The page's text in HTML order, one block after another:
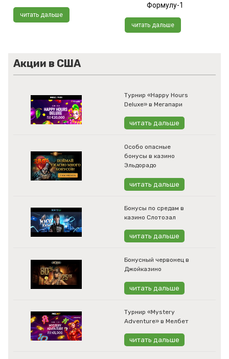
читать дальше
Формулу-1
читать дальше
Акции в США
Турнир «Happy Hours
Deluxe» в Мегапари
читать дальше
Особо опасные
бонусы в казино
Эльдорадо
читать дальше
Бонусы по средам в
казино Слотозал
читать дальше
Бонусный червонец в
Джойказино
читать дальше
Турнир «Mystery
Adventure» в Мелбет
читать дальше